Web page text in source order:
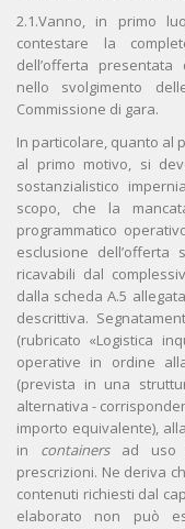
2.1.Vanno, in primo
contestare la
dell’offerta presentata
nello svolgimento
Commissione di gara.
In particolare, quanto al
al primo motivo, si
sostanzialistico
scopo, che la
programmatico
esclusione
ricavabili dal
dalla scheda A.5
descrittiva.
(rubricato «Logistica
operative in ordine
(prevista in una
alternativa -
importo equivalente),
in containers ad uso
prescrizioni. Ne deriva
contenuti richiesti dal
elaborato non può